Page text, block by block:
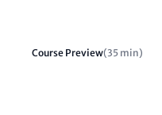
Course Preview(35 min)